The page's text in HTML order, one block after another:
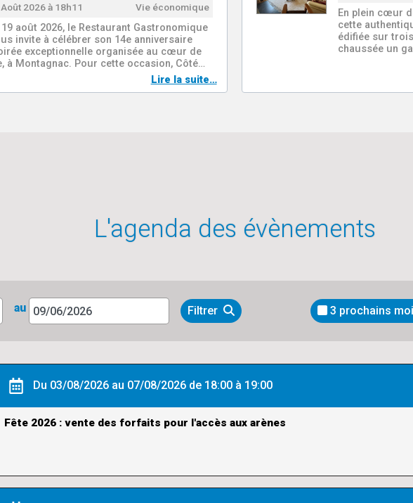
2026 à 18h11 Vie économique
août 2026, le Restaurant Gastronomique
invite à célébrer son 14e anniversaire
exceptionnelle organisée au cœur de
à Montagnac. Pour cette occasion, Côté…
Lire la suite…
En plein cœur
cette
édifiée sur
chaussée un
L'agenda des évènements
au Filtrer 3 prochains
Du 03/08/2026 au 07/08/2026 de 18:00 à 19:00
Fête 2026 : vente des forfaits pour l'accès aux arènes